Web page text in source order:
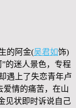
的阿金(吴君如饰)
的迷人景色，专程
遇上了失恋青年卢
情的痛苦，在山
见状即时诉说自己